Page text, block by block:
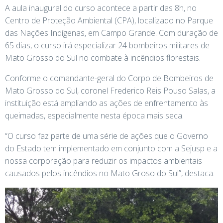
A aula inaugural do curso acontece a partir das 8h, no
Centro de Proteção Ambiental (CPA), localizado no Parque
das Nações Indígenas, em Campo Grande. Com duração de
65 dias, o curso irá especializar 24 bombeiros militares de
Mato Grosso do Sul no combate à incêndios florestais.
Conforme o comandante-geral do Corpo de Bombeiros de
Mato Grosso do Sul, coronel Frederico Reis Pouso Salas, a
instituição está ampliando as ações de enfrentamento às
queimadas, especialmente nesta época mais seca.
“O curso faz parte de uma série de ações que o Governo
do Estado tem implementado em conjunto com a Sejusp e a
nossa corporação para reduzir os impactos ambientais
causados pelos incêndios no Mato Groso do Sul”, destaca.